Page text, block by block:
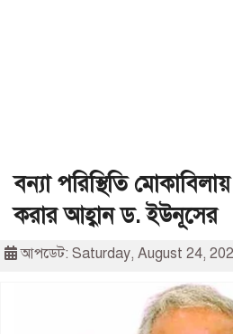
বন্যা পরিস্থিতি
করার আহ্বান ড. ইউনূসের
আপডেট: Saturday, August 24,